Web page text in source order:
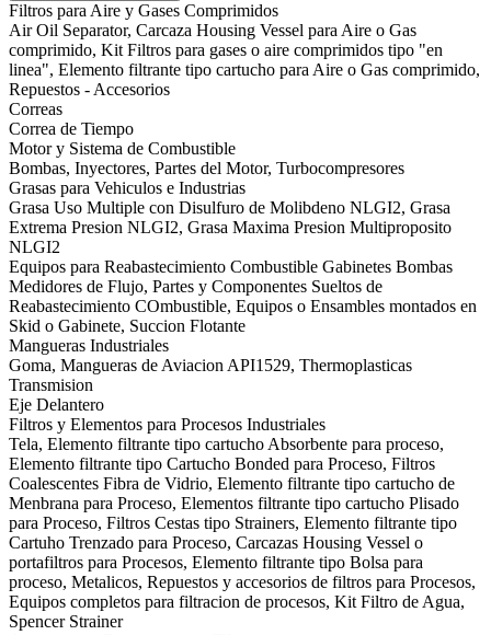
Filtros para Aire y Gases Comprimidos
Air Oil Separator, Carcaza Housing Vessel para Aire o Gas
comprimido, Kit Filtros para gases o aire comprimidos tipo "en
linea", Elemento filtrante tipo cartucho para Aire o Gas comprimido,
Repuestos - Accesorios
Correas
Correa de Tiempo
Motor y Sistema de Combustible
Bombas, Inyectores, Partes del Motor, Turbocompresores
Grasas para Vehiculos e Industrias
Grasa Uso Multiple con Disulfuro de Molibdeno NLGI2, Grasa
Extrema Presion NLGI2, Grasa Maxima Presion Multiproposito
NLGI2
Equipos para Reabastecimiento Combustible Gabinetes Bombas
Medidores de Flujo, Partes y Componentes Sueltos de
Reabastecimiento COmbustible, Equipos o Ensambles montados en
Skid o Gabinete, Succion Flotante
Mangueras Industriales
Goma, Mangueras de Aviacion API1529, Thermoplasticas
Transmision
Eje Delantero
Filtros y Elementos para Procesos Industriales
Tela, Elemento filtrante tipo cartucho Absorbente para proceso,
Elemento filtrante tipo Cartucho Bonded para Proceso, Filtros
Coalescentes Fibra de Vidrio, Elemento filtrante tipo cartucho de
Menbrana para Proceso, Elementos filtrante tipo cartucho Plisado
para Proceso, Filtros Cestas tipo Strainers, Elemento filtrante tipo
Cartuho Trenzado para Proceso, Carcazas Housing Vessel o
portafiltros para Procesos, Elemento filtrante tipo Bolsa para
proceso, Metalicos, Repuestos y accesorios de filtros para Procesos,
Equipos completos para filtracion de procesos, Kit Filtro de Agua,
Spencer Strainer